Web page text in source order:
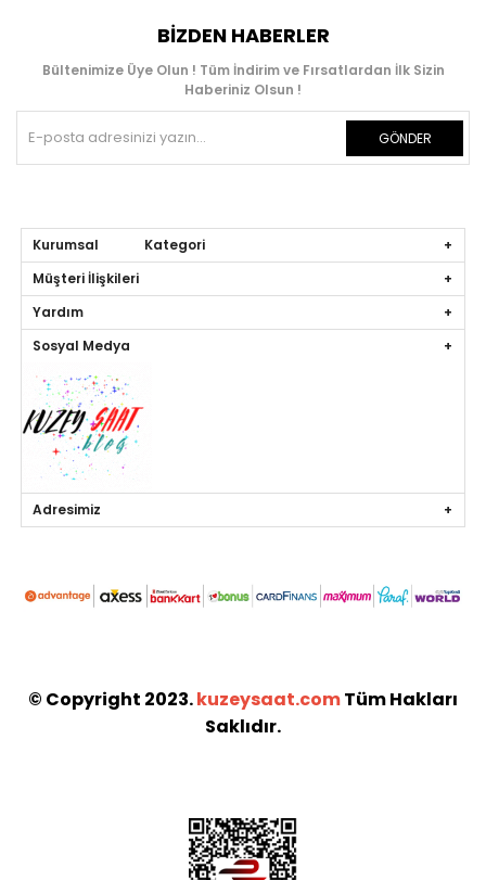
BIZDEN HABERLER
Bültenimize Üye Olun ! Tüm İndirim ve Fırsatlardan İlk Sizin
Haberiniz Olsun !
GÖNDER
Kurumsal Kategori
Müşteri İlişkileri
Yardım
Sosyal Medya
Adresimiz
© Copyright 2023.kuzeysaat.comTüm Hakları
Saklıdır.